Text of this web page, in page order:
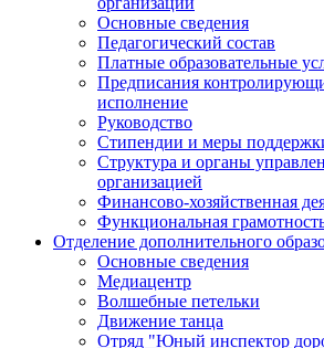
Основные сведения
Педагогический состав
Платные образовательные
Предписания
исполнение
Руководство
Стипендии и меры
Структура и органы
организацией
Финансово-хозяйственная
Функциональная
Отделение дополнительного
Основные сведения
Медиацентр
Волшебные петельки
Движение танца
Отряд "Юный инспектор